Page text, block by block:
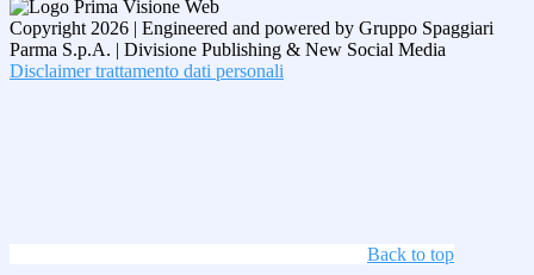
Copyright 2026 | Engineered and powered by Gruppo Spaggiari
Parma S.p.A. | Divisione Publishing & New Social Media
Disclaimer trattamento dati personali
Back to top